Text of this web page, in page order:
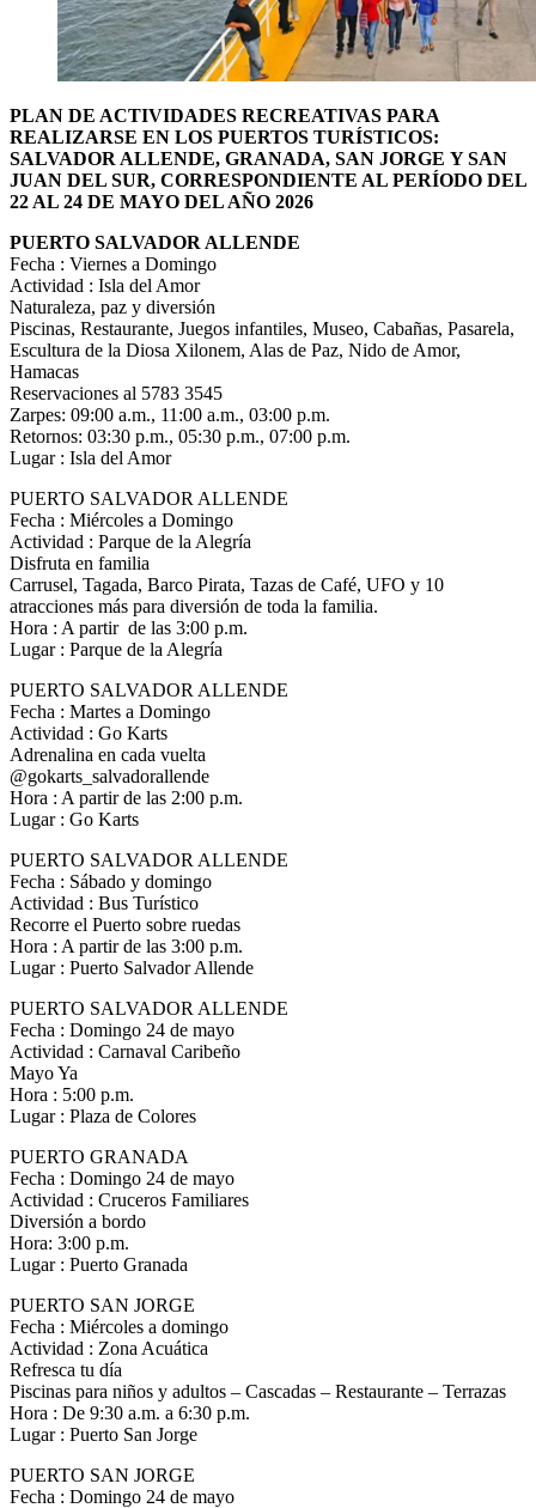
PLAN DE ACTIVIDADES RECREATIVAS PARA
REALIZARSE EN LOS PUERTOS TURÍSTICOS:
SALVADOR ALLENDE, GRANADA, SAN JORGE Y SAN
JUAN DEL SUR, CORRESPONDIENTE AL PERÍODO DEL
22 AL 24 DE MAYO DEL AÑO 2026
PUERTO SALVADOR ALLENDE
Fecha : Viernes a Domingo
Actividad : Isla del Amor
Naturaleza, paz y diversión
Piscinas, Restaurante, Juegos infantiles, Museo, Cabañas, Pasarela,
Escultura de la Diosa Xilonem, Alas de Paz, Nido de Amor,
Hamacas
Reservaciones al 5783 3545
Zarpes: 09:00 a.m., 11:00 a.m., 03:00 p.m.
Retornos: 03:30 p.m., 05:30 p.m., 07:00 p.m.
Lugar : Isla del Amor
PUERTO SALVADOR ALLENDE
Fecha : Miércoles a Domingo
Actividad : Parque de la Alegría
Disfruta en familia
Carrusel, Tagada, Barco Pirata, Tazas de Café, UFO y 10
atracciones más para diversión de toda la familia.
Hora : A partir de las 3:00 p.m.
Lugar : Parque de la Alegría
PUERTO SALVADOR ALLENDE
Fecha : Martes a Domingo
Actividad : Go Karts
Adrenalina en cada vuelta
@gokarts_salvadorallende
Hora : A partir de las 2:00 p.m.
Lugar : Go Karts
PUERTO SALVADOR ALLENDE
Fecha : Sábado y domingo
Actividad : Bus Turístico
Recorre el Puerto sobre ruedas
Hora : A partir de las 3:00 p.m.
Lugar : Puerto Salvador Allende
PUERTO SALVADOR ALLENDE
Fecha : Domingo 24 de mayo
Actividad : Carnaval Caribeño
Mayo Ya
Hora : 5:00 p.m.
Lugar : Plaza de Colores
PUERTO GRANADA
Fecha : Domingo 24 de mayo
Actividad : Cruceros Familiares
Diversión a bordo
Hora: 3:00 p.m.
Lugar : Puerto Granada
PUERTO SAN JORGE
Fecha : Miércoles a domingo
Actividad : Zona Acuática
Refresca tu día
Piscinas para niños y adultos – Cascadas – Restaurante – Terrazas
Hora : De 9:30 a.m. a 6:30 p.m.
Lugar : Puerto San Jorge
PUERTO SAN JORGE
Fecha : Domingo 24 de mayo